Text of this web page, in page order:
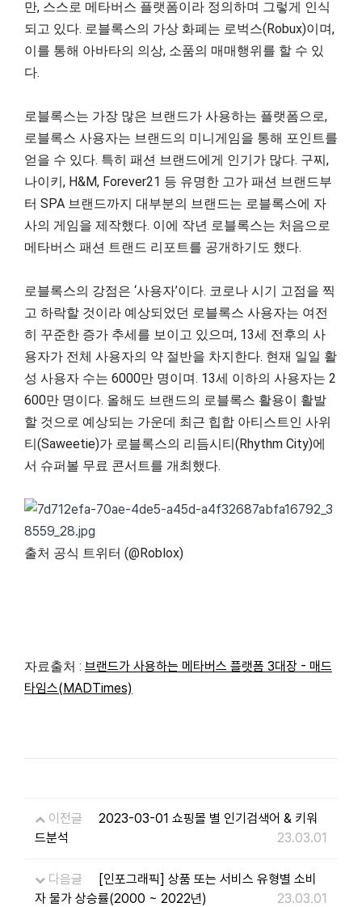
만, 스스로 메타버스 플랫폼이라 정의하며 그렇게 인식
되고 있다. 로블록스의 가상 화폐는 로벅스(Robux)이며,
이를 통해 아바타의 의상, 소품의 매매행위를 할 수 있
다.
로블록스는 가장 많은 브랜드가 사용하는 플랫폼으로,
로블록스 사용자는 브랜드의 미니게임을 통해 포인트를
얻을 수 있다. 특히 패션 브랜드에게 인기가 많다. 구찌,
나이키, H&M, Forever21 등 유명한 고가 패션 브랜드부
터 SPA 브랜드까지 대부분의 브랜드는 로블록스에 자
사의 게임을 제작했다. 이에 작년 로블록스는 처음으로
메타버스 패션 트랜드 리포트를 공개하기도 했다.
로블록스의 강점은 ‘사용자’이다. 코로나 시기 고점을 찍
고 하락할 것이라 예상되었던 로블록스 사용자는 여전
히 꾸준한 증가 추세를 보이고 있으며, 13세 전후의 사
용자가 전체 사용자의 약 절반을 차지한다. 현재 일일 활
성 사용자 수는 6000만 명이며. 13세 이하의 사용자는 2
600만 명이다. 올해도 브랜드의 로블록스 활용이 활발
할 것으로 예상되는 가운데 최근 힙합 아티스트인 사위
티(Saweetie)가 로블록스의 리듬시티(Rhythm City)에
서 슈퍼볼 무료 콘서트를 개최했다.
출처 공식 트위터 (@Roblox)
자료출처 : 브랜드가 사용하는 메타버스 플랫폼 3대장 - 매드
타임스(MADTimes)
이전글
2023-03-01 쇼핑몰 별 인기검색어 & 키워
드분석
23.03.01
다음글
[인포그래픽] 상품 또는 서비스 유형별 소비
자 물가 상승률(2000 ~ 2022년)
23.03.01